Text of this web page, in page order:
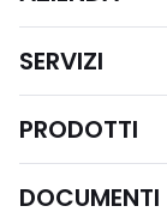
SERVIZI
PRODOTTI
DOCUMENTI